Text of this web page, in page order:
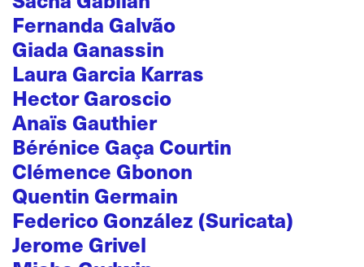
Fernanda Galvão
Giada Ganassin
Laura Garcia Karras
Hector Garoscio
Anaïs Gauthier
Bérénice Gaça Courtin
Clémence Gbonon
Quentin Germain
Federico González (Suricata)
Jerome Grivel